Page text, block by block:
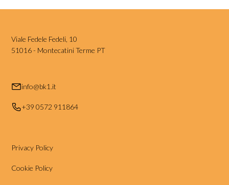
Viale Fedele Fedeli, 10
51016 - Montecatini Terme PT
info@bk1.it
+39 0572 911864
Privacy Policy
Cookie Policy